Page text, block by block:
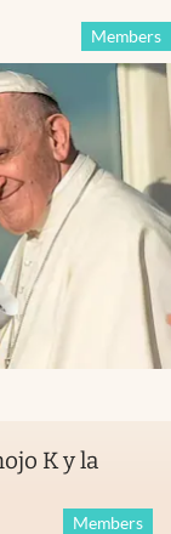
Members
K y la
Members